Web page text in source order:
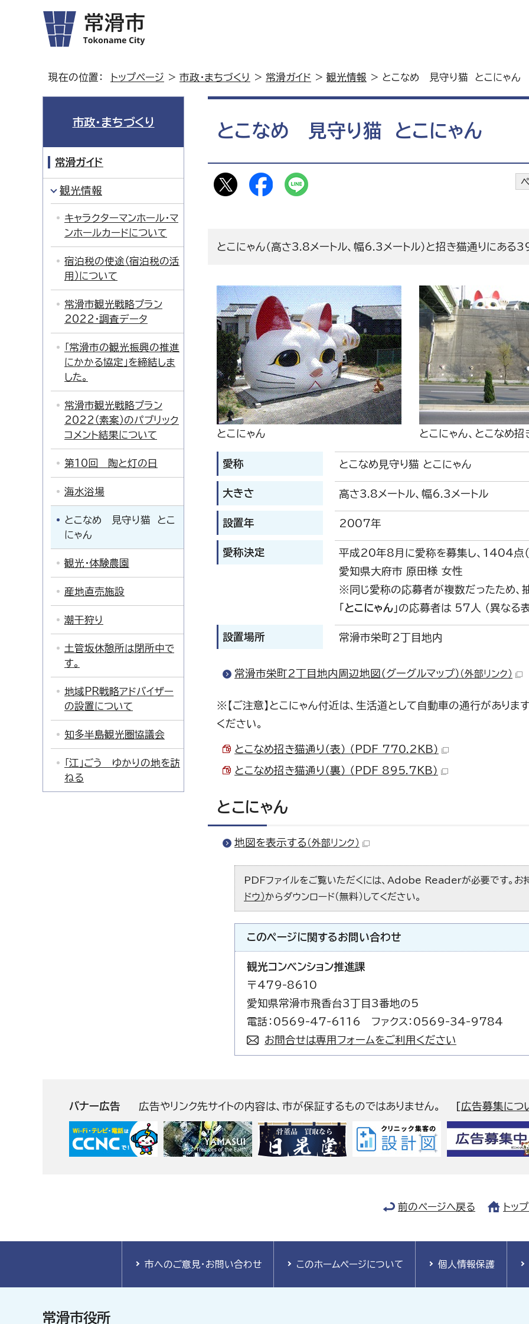
現在の位置： トップページ > 市政・まちづくり > 常滑ガイド > 観光情報 > とこなめ 見守り猫 とこにゃん
とこなめ 見守り猫 とこにゃん
とこにゃん（高さ3.8メートル、幅6.3メートル）と招き猫通りにあ
とこにゃん とこにゃん、とこなめ招
愛称 とこなめ見守り猫 とこにゃん
大きさ 高さ3.8メートル、幅6.3メートル
設置年 2007年
愛称決定
平成20年8月に愛称を募集し、1404点
愛知県大府市 原田様 女性
※同じ愛称の応募者が複数だったため、
とこにゃん 」の応募者は 57人 （異なる
設置場所 常滑市栄町2丁目地内
常滑市栄町2丁目地内周辺地図（グーグルマップ） （外部リンク）
※【ご注意】とこにゃん付近は、生活道として自動車の通行があり
ください。
とこなめ招き猫通り（表） （PDF 770.2KB）
とこなめ招き猫通り（裏） （PDF 895.7KB）
とこにゃん
地図を表示する （外部リンク）
PDFファイルをご覧いただくには、Adobe Readerが必要です。お
ドウ）からダウンロード（無料）してください。
このページに関するお問い合わせ
観光コンベンション推進課
〒479-8610
愛知県常滑市飛香台3丁目3番地の5
電話：0569-47-6116 ファクス：0569-34-9784
お問合せは専用フォームをご利用ください
市政・まちづくり
常滑ガイド
観光情報
キャラクターマンホール・マ
ンホールカードについて
宿泊税の使途（宿泊税の活
用）について
常滑市観光戦略プラン
2022・調査データ
「常滑市の観光振興の推進
にかかる協定」を締結しま
した。
常滑市観光戦略プラン
2022（素案）のパブリック
コメント結果について
第10回 陶と灯の日
海水浴場
とこなめ 見守り猫 とこ
にゃん
観光・体験農園
産地直売施設
潮干狩り
土管坂休憩所は閉所中で
す。
地域PR戦略アドバイザー
の設置について
知多半島観光圏協議会
「江」ごう ゆかりの地を訪
ねる
バナー広告 広告やリンク先サイトの内容は、市が保証するものではありません。 [広告募集につ
前のページへ戻る トッ
市へのご意見・お問い合わせ このホームページについて 個人情報保護
常滑市役所